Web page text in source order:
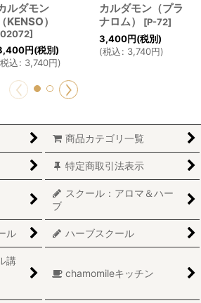
ルダモン
（KENSO）
02072]
円(税別)
税込: 3,740円)
カルダモン（プラ
ナロム）
[P-72]
3,400円(税別)
(税込: 3,740円)
商品カテゴリ一覧
特定商取引法表示
スクール：アロマ＆ハー
ブ
ル ハーブスクール
講
chamomileキッチン